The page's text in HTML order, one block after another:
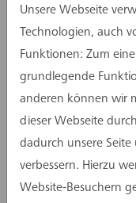
Illustration Max Guther
In unserem
Quantitäten in
der
Melmuka, B.A.
Unsere Webseite
Technologien, auch
Funktionen: Zum
grundlegende
anderen können wir
dieser Webseite
dadurch unsere
verbessern. Hierzu
Website-Besuchern